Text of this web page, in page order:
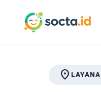
location_on